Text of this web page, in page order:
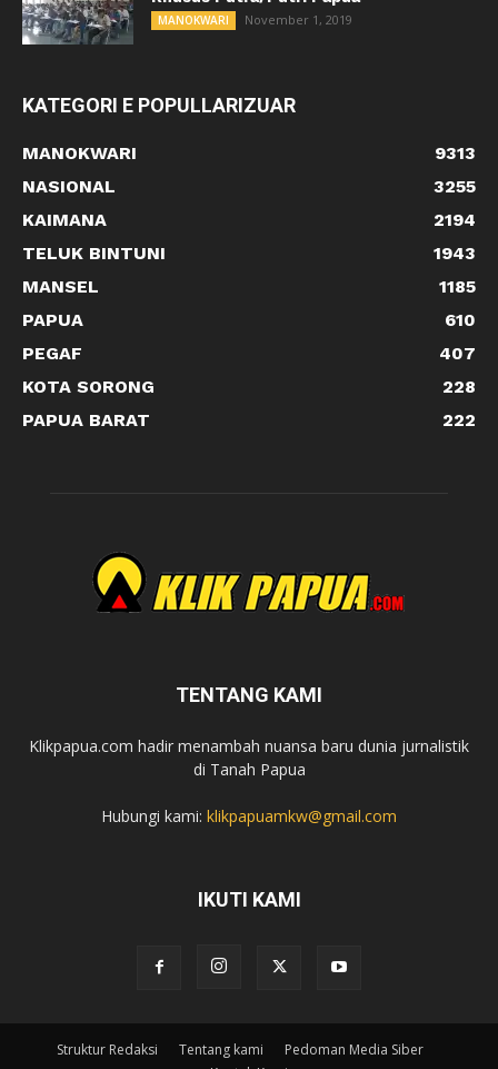
MANOKWARI November 1, 2019
KATEGORI E POPULLARIZUAR
MANOKWARI
9313
NASIONAL
3255
KAIMANA
2194
TELUK BINTUNI
1943
MANSEL
1185
PAPUA
610
PEGAF
407
KOTA SORONG
228
PAPUA BARAT
222
TENTANG KAMI
Klikpapua.com hadir menambah nuansa baru dunia jurnalistik
di Tanah Papua
Hubungi kami: klikpapuamkw@gmail.com
IKUTI KAMI
Struktur Redaksi Tentang kami
Pedoman Media Siber